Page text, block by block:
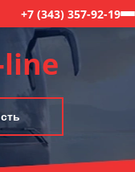
+7 (343) 357-92-19